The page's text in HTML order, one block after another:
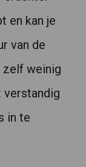
en kan je
van de
zelf weinig
verstandig
in te